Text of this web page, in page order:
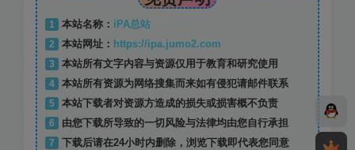
1 本站名称： iPA总站
2
本站网址： https://ipa.jumo2.com
3
本站所有文字内容与资源仅用于教育和研究使用
4
本站所有资源为网络搜集而来如有侵犯请邮件联系
5
本站下载者对资源方造成的损失或损害概不负责
6
由您下载所导致的一切风险与法律均由您自行承担
7
下载后请在24小时内删除，浏览下载即代表您同意